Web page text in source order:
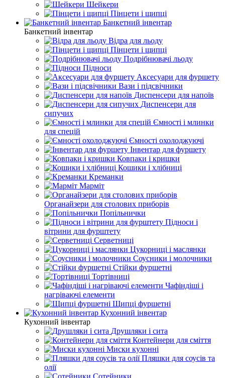
Шейкери
Пінцети і щипці
Банкетний інвентар
Банкетний інвентар
Відра для льоду
Пінцети і щипці
Подрібнювачі льоду
Підноси
Аксесуари для фуршету
Вази і підсвічники
Диспенсери для напоїв
Диспенсери для
сипучих
Ємності і млинки
для спецій
Ємності охолоджуючі
Інвентар для фуршету
Ковпаки і кришки
Кошики і хлібниці
Креманки
Марміт
Органайзери для столових приборів
Попільнички
Підноси і
вітрини для фурштету
Серветниці
Цукорниці і маслянки
Соусники і молочники
Стійки фуршетні
Тортівниці
Чафіндіші і
нагріваючі елементи
Щипці фуршетні
Кухонний інвентар
Кухонний інвентар
Друшляки і сита
Контейнери для сміття
Миски кухонні
Пляшки для соусів та
олії
Сотейники